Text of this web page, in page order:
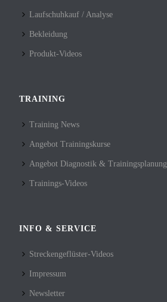
Laufschuhkauf / Analyse
Bekleidung
Produkt-Videos
TRAINING
Training News
Angebot Trainingskurse
Angebot Diagnostik & Trainingsplanung
Trainings-Videos
INFO & SERVICE
Streckengeflüster-Videos
Impressum
Newsletter